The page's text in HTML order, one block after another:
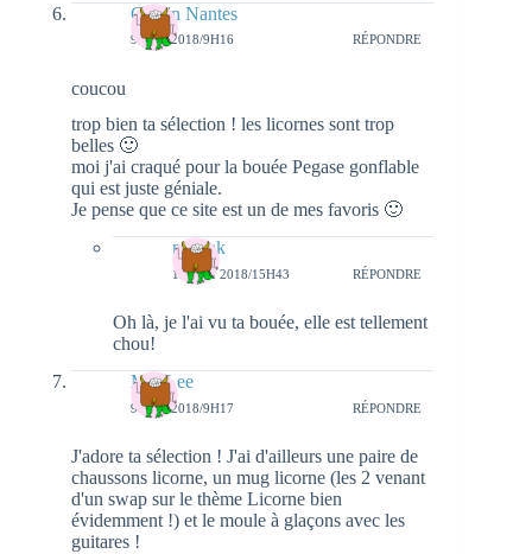
Girls'n Nantes
9 MAI 2018/9H16 RÉPONDRE
coucou
trop bien ta sélection ! les licornes sont trop
belles 🙂
moi j'ai craqué pour la bouée Pegase gonflable
qui est juste géniale.
Je pense que ce site est un de mes favoris 🙂
natieak
13 MAI 2018/15H43 RÉPONDRE
Oh là, je l'ai vu ta bouée, elle est tellement
chou!
MlleLee
9 MAI 2018/9H17 RÉPONDRE
J'adore ta sélection ! J'ai d'ailleurs une paire de
chaussons licorne, un mug licorne (les 2 venant
d'un swap sur le thème Licorne bien
évidemment !) et le moule à glaçons avec les
guitares !